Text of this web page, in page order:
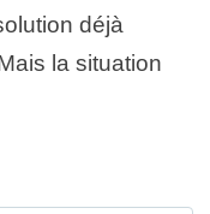
déjà
la situation